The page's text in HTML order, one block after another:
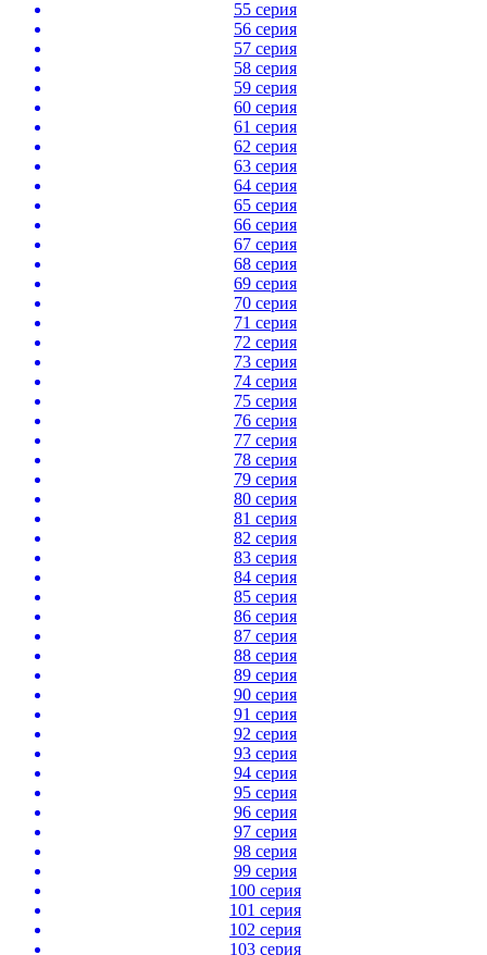
55 серия
56 серия
57 серия
58 серия
59 серия
60 серия
61 серия
62 серия
63 серия
64 серия
65 серия
66 серия
67 серия
68 серия
69 серия
70 серия
71 серия
72 серия
73 серия
74 серия
75 серия
76 серия
77 серия
78 серия
79 серия
80 серия
81 серия
82 серия
83 серия
84 серия
85 серия
86 серия
87 серия
88 серия
89 серия
90 серия
91 серия
92 серия
93 серия
94 серия
95 серия
96 серия
97 серия
98 серия
99 серия
100 серия
101 серия
102 серия
103 серия